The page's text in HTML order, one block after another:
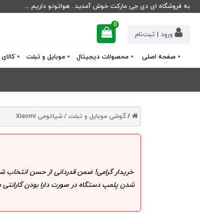
به فروشگاه ای دی جی مارکت خوش آمدید . هواتونو داریم ...
ورود | ثبت‌نام
0
صفحه اصلی محصولات دیجیتال موبایل و تبلت
/گوشی موبایل و تبلت /شیائومی Xiaomi
خریدار گرامی! ضمن قدردانی از حسن انتخاب
شدن پلمپ دستگاه در صورت دارا بودن